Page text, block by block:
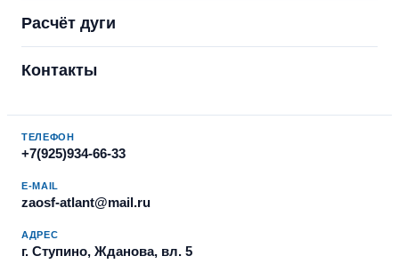
Расчёт дуги
Контакты
ТЕЛЕФОН
+7(925)934-66-33
E-MAIL
zaosf-atlant@mail.ru
АДРЕС
г. Ступино, Жданова, вл. 5